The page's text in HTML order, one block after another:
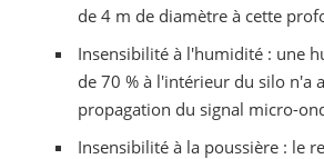
de 4 m de diamètre à cette
Insensibilité à l'humidité : une
de 70 % à l'intérieur du silo n'a
propagation du signal micro-
Insensibilité à la poussière : le